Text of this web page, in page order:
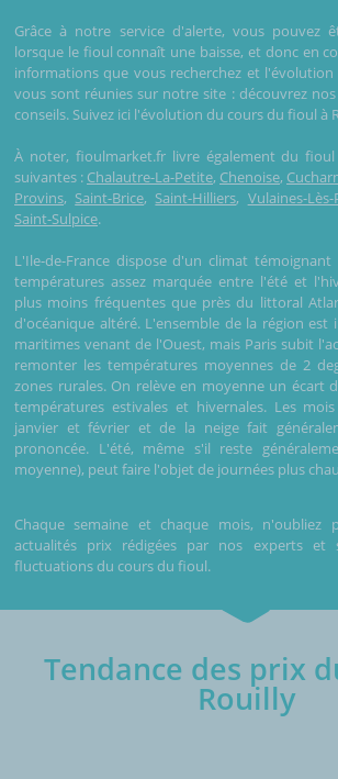
Grâce à notre service d'alerte, vous pouvez
lorsque le fioul connaît une baisse, et donc en
informations que vous recherchez et
vous sont réunies sur notre site : découvrez
conseils. Suivez ici l'évolution du cours du fioul à
À noter, fioulmarket.fr livre également du
suivantes : Chalautre-La-Petite, Chenoise,
Provins, Saint-Brice, Saint-Hilliers, Vulaines-
Saint-Sulpice.
L'Ile-de-France dispose d'un climat
températures assez marquée entre l'été et
plus moins fréquentes que près du littoral
d'océanique altéré. L'ensemble de la région est
maritimes venant de l'Ouest, mais Paris subit
remonter les températures moyennes de 2
zones rurales. On relève en moyenne un écart
températures estivales et hivernales. Les
janvier et février et de la neige fait
prononcée. L'été, même s'il reste
moyenne), peut faire l'objet de journées plus
Chaque semaine et chaque mois, n'oubliez
actualités prix rédigées par nos experts et
fluctuations du cours du fioul.
Tendance des prix
Rouilly